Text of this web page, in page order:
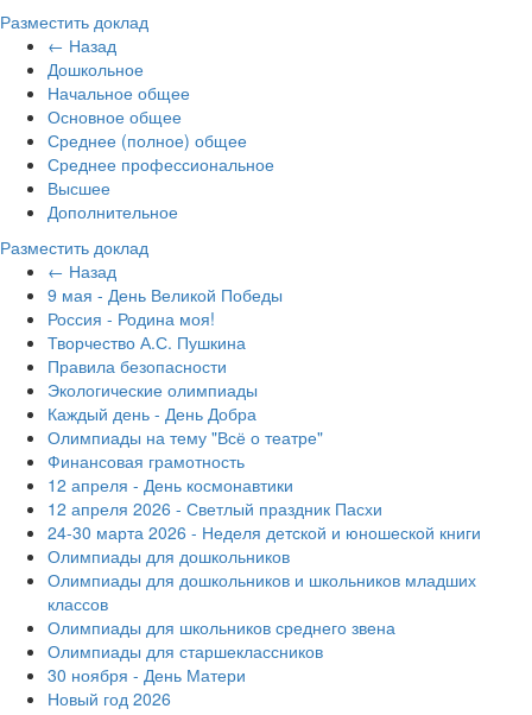
Разместить доклад
← Назад
Дошкольное
Начальное общее
Основное общее
Среднее (полное) общее
Среднее профессиональное
Высшее
Дополнительное
Разместить доклад
← Назад
9 мая - День Великой Победы
Россия - Родина моя!
Творчество А.С. Пушкина
Правила безопасности
Экологические олимпиады
Каждый день - День Добра
Олимпиады на тему "Всё о театре"
Финансовая грамотность
12 апреля - День космонавтики
12 апреля 2026 - Светлый праздник Пасхи
24-30 марта 2026 - Неделя детской и юношеской книги
Олимпиады для дошкольников
Олимпиады для дошкольников и школьников младших
классов
Олимпиады для школьников среднего звена
Олимпиады для старшеклассников
30 ноября - День Матери
Новый год 2026